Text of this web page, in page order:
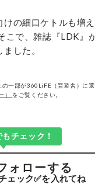
の細口ケトルも増
で、雑誌『LDK』
した。
一部が360LiFE（晋遊舎）に還
） をご覧ください。
チェック！
ォローする
ェック✅を入れてね